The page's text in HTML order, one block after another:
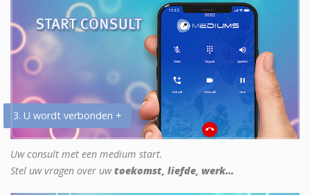
3. U wordt verbonden +
Uw consult met een medium start.
Stel uw vragen over uwtoekomst, liefde, werk...